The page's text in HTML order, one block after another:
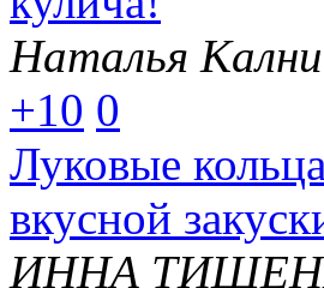
Наталья
+10 0
Луковые
вкусной
ИННА